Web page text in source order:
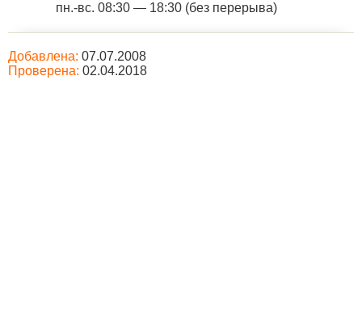
пн.-вс. 08:30 — 18:30 (без перерыва)
Добавлена: 07.07.2008
Проверена: 02.04.2018